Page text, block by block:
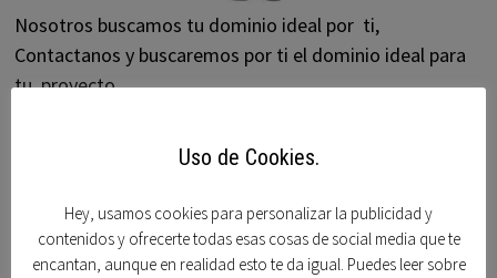
Nosotros buscamos tu dominio ideal por ti,
Contactanos y buscaremos por ti el dominio ideal para
tu proyecto.
Acorndomains
Uso de Cookies.
Hey, usamos cookies para personalizar la publicidad y
contenidos y ofrecerte todas esas cosas de social media que te
encantan, aunque en realidad esto te da igual. Puedes leer sobre